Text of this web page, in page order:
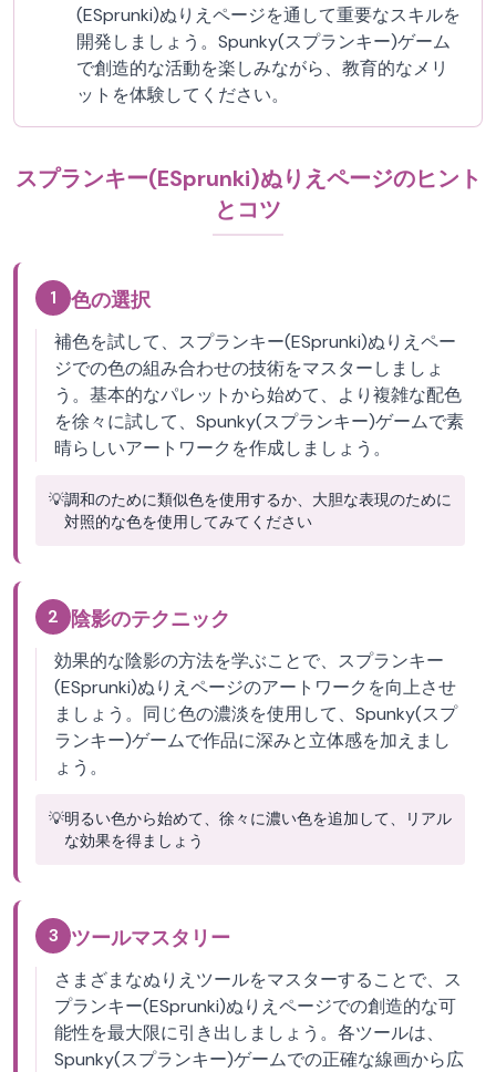
(ESprunki)ぬりえページを通して重要なスキルを
開発しましょう。Spunky(スプランキー)ゲーム
で創造的な活動を楽しみながら、教育的なメリ
ットを体験してください。
スプランキー(ESprunki)ぬりえページのヒント
とコツ
1 色の選択
補色を試して、スプランキー(ESprunki)ぬりえペー
ジでの色の組み合わせの技術をマスターしましょ
う。基本的なパレットから始めて、より複雑な配色
を徐々に試して、Spunky(スプランキー)ゲームで素
晴らしいアートワークを作成しましょう。
💡調和のために類似色を使用するか、大胆な表現のために
対照的な色を使用してみてください
2 陰影のテクニック
効果的な陰影の方法を学ぶことで、スプランキー
(ESprunki)ぬりえページのアートワークを向上させ
ましょう。同じ色の濃淡を使用して、Spunky(スプ
ランキー)ゲームで作品に深みと立体感を加えまし
ょう。
💡明るい色から始めて、徐々に濃い色を追加して、リアル
な効果を得ましょう
3 ツールマスタリー
さまざまなぬりえツールをマスターすることで、ス
プランキー(ESprunki)ぬりえページでの創造的な可
能性を最大限に引き出しましょう。各ツールは、
Spunky(スプランキー)ゲームでの正確な線画から広